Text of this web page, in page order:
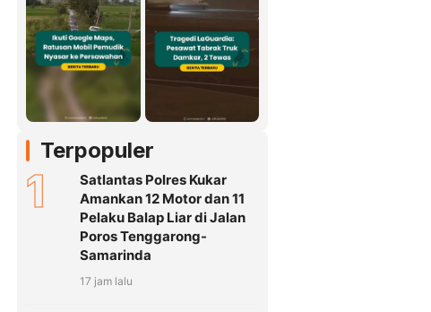
Terpopuler
1
Satlantas Polres Kukar
Amankan 12 Motor dan 11
Pelaku Balap Liar di Jalan
Poros Tenggarong-
Samarinda
17 jam lalu